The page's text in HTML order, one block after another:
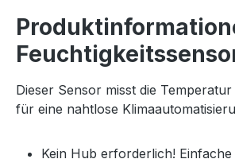
Feuchtigkeitssensor
Dieser Sensor misst die
für eine nahtlose
Kein Hub erforderlich!